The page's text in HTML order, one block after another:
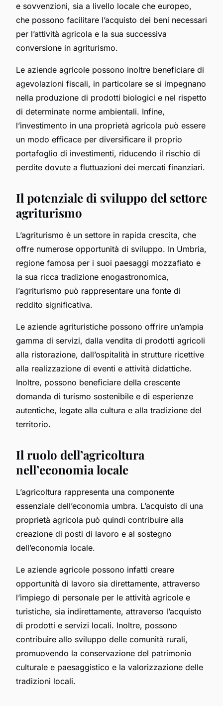
e sovvenzioni, sia a livello locale che europeo,
che possono facilitare l’acquisto dei beni necessari
per l’attività agricola e la sua successiva
conversione in agriturismo.
Le aziende agricole possono inoltre beneficiare di
agevolazioni fiscali, in particolare se si impegnano
nella produzione di prodotti biologici e nel rispetto
di determinate norme ambientali. Infine,
l’investimento in una proprietà agricola può essere
un modo efficace per diversificare il proprio
portafoglio di investimenti, riducendo il rischio di
perdite dovute a fluttuazioni dei mercati finanziari.
Il potenziale di sviluppo del settore
agriturismo
L’agriturismo è un settore in rapida crescita, che
offre numerose opportunità di sviluppo. In Umbria,
regione famosa per i suoi paesaggi mozzafiato e
la sua ricca tradizione enogastronomica,
l’agriturismo può rappresentare una fonte di
reddito significativa.
Le aziende agrituristiche possono offrire un’ampia
gamma di servizi, dalla vendita di prodotti agricoli
alla ristorazione, dall’ospitalità in strutture ricettive
alla realizzazione di eventi e attività didattiche.
Inoltre, possono beneficiare della crescente
domanda di turismo sostenibile e di esperienze
autentiche, legate alla cultura e alla tradizione del
territorio.
Il ruolo dell’agricoltura
nell’economia locale
L’agricoltura rappresenta una componente
essenziale dell’economia umbra. L’acquisto di una
proprietà agricola può quindi contribuire alla
creazione di posti di lavoro e al sostegno
dell’economia locale.
Le aziende agricole possono infatti creare
opportunità di lavoro sia direttamente, attraverso
l’impiego di personale per le attività agricole e
turistiche, sia indirettamente, attraverso l’acquisto
di prodotti e servizi locali. Inoltre, possono
contribuire allo sviluppo delle comunità rurali,
promuovendo la conservazione del patrimonio
culturale e paesaggistico e la valorizzazione delle
tradizioni locali.